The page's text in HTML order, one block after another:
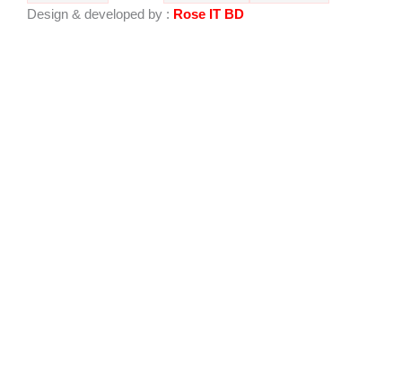
o
e
Design & developed by : Rose IT BD